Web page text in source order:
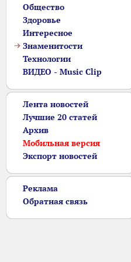
Общество
Здоровье
Интересное
Знаменитости
Технологии
ВИДЕО - Music Clip
Лента новостей
Лучшие 20 статей
Архив
Мобильная версия
Экспорт новостей
Реклама
Обратная связь